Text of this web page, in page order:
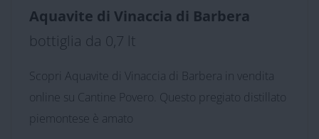
Aquavite di Vinaccia di Barbera
bottiglia da 0,7 lt
Scopri Aquavite di Vinaccia di Barbera in vendita
online su Cantine Povero. Questo pregiato distillato
piemontese è amato